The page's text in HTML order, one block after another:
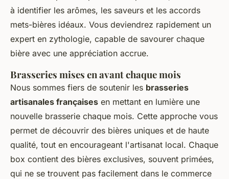
à identifier les arômes, les saveurs et les accords
mets-bières idéaux. Vous deviendrez rapidement un
expert en zythologie, capable de savourer chaque
bière avec une appréciation accrue.
Brasseries mises en avant chaque mois
Nous sommes fiers de soutenir les brasseries
artisanales françaises en mettant en lumière une
nouvelle brasserie chaque mois. Cette approche vous
permet de découvrir des bières uniques et de haute
qualité, tout en encourageant l'artisanat local. Chaque
box contient des bières exclusives, souvent primées,
qui ne se trouvent pas facilement dans le commerce